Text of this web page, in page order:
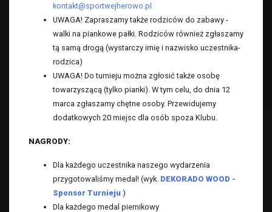
kontakt@sportwejherowo.pl
UWAGA! Zapraszamy także rodziców do zabawy -
walki na piankowe pałki. Rodziców również zgłaszamy
tą samą drogą (wystarczy imię i nazwisko uczestnika-
rodzica)
UWAGA! Do turnieju można zgłosić także osobę
towarzyszącą (tylko pianki). W tym celu, do dnia 12
marca zgłaszamy chętne osoby. Przewidujemy
dodatkowych 20 miejsc dla osób spoza Klubu.
NAGRODY:
Dla każdego uczestnika naszego wydarzenia
przygotowaliśmy medal! (wyk. DEKORADO WOOD -
Sponsor Turnieju )
Dla każdego medal piernikowy